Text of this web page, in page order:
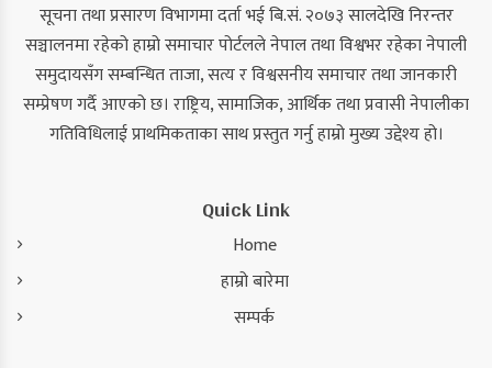
सूचना तथा प्रसारण विभागमा दर्ता भई बि.सं. २०७३ सालदेखि निरन्तर
सञ्चालनमा रहेको हाम्रो समाचार पोर्टलले नेपाल तथा विश्वभर रहेका नेपाली
समुदायसँग सम्बन्धित ताजा, सत्य र विश्वसनीय समाचार तथा जानकारी
सम्प्रेषण गर्दै आएको छ। राष्ट्रिय, सामाजिक, आर्थिक तथा प्रवासी नेपालीका
गतिविधिलाई प्राथमिकताका साथ प्रस्तुत गर्नु हाम्रो मुख्य उद्देश्य हो।
Quick Link
Home
हाम्रो बारेमा
सम्पर्क